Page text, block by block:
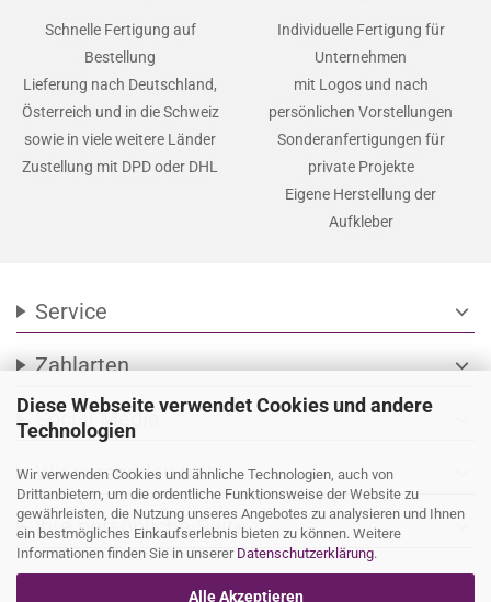
Diese Webseite verwendet Cookies und andere
Technologien
Wir verwenden Cookies und ähnliche Technologien, auch von
Drittanbietern, um die ordentliche Funktionsweise der Website zu
gewährleisten, die Nutzung unseres Angebotes zu analysieren und Ihnen
ein bestmögliches Einkaufserlebnis bieten zu können. Weitere
Informationen finden Sie in unserer Datenschutzerklärung.
Alle Akzeptieren
Schnelle Fertigung auf
Bestellung
Lieferung nach Deutschland,
Österreich und in die Schweiz
sowie in viele weitere Länder
Zustellung mit DPD oder DHL
Individuelle Fertigung für
Unternehmen
mit Logos und nach
persönlichen Vorstellungen
Sonderanfertigungen für
private Projekte
Eigene Herstellung der
Aufkleber
Service expand_more
Zahlarten expand_more
Social Media
Wir versenden mit
Ihre persönliche Seite expand_more